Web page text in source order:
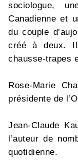
sociologue,
Canadienne et
du couple
créé à deux.
chausse-trapes
Rose-Marie
présidente de
Jean-Claude
l’auteur de
quotidienne.